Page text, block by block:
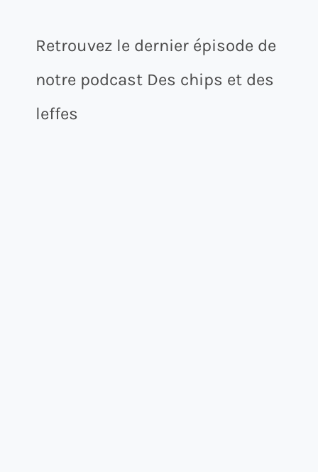
Retrouvez le dernier épisode de
notre podcast Des chips et des
leffes